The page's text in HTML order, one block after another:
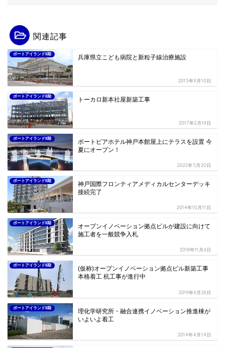
関連記事
ポートアイランドII期 兵庫県立こども病院と新粒子線治療施設
2015年9月10日
ポートアイランドII期 トーカロ新本社屋新築工事
2017年2月19日
ポートアイランドII期
ポートピアホテル神戸本館屋上にテラスを設置 今
夏にオープン！
2022年5月20日
ポートアイランドII期
神戸国際フロンティアメディカルセンターデッキ
接続完了
2014年10月11日
ポートアイランドII期
オープンイノベーション拠点ビルが建設に向けて
施工者を一般競争入札
2018年11月6日
ポートアイランドII期
(仮称)オープンイノベーション拠点ビル新築工事
本格着工 杭工事が進行中
2019年6月26日
ポートアイランドII期
理化学研究所・融合連携イノベーション推進棟が
いよいよ着工
2014年4月14日